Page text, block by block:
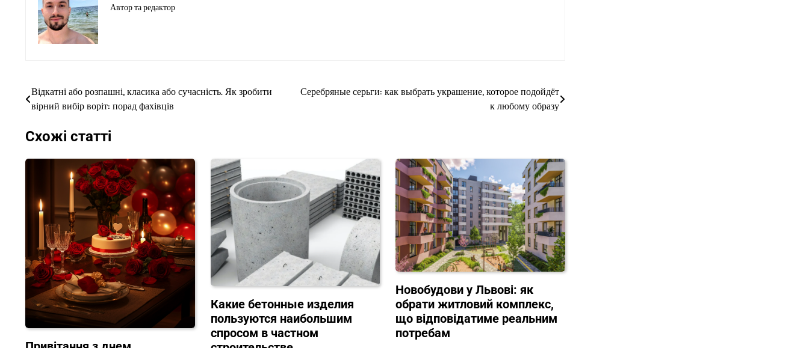
Автор та редактор
Навігація
записів
Відкатні або розпашні, класика або сучасність. Як зробити
вірний вибір воріт: порад фахівців
Серебряные серьги: как выбрать украшение, которое подойдёт
к любому образу
Схожі статті
Какие бетонные изделия
пользуются наибольшим
спросом в частном
Новобудови у Львові: як
обрати житловий комплекс,
що відповідатиме реальним
потребам